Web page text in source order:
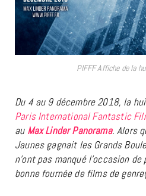
PIFFF Affiche de la
Du 4 au 9 décembre 2018, la
Paris International Fantastic
au Max Linder Panorama. Alors
Jaunes gagnait les Grands
n’ont pas manqué l’occasion
bonne fournée de films de